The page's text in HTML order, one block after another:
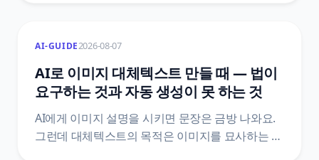
원문으로 AI가 어디까지 도울 수 있고 어디서
멈춰야 하는지를 갈랐어요.
AI-GUIDE2026-08-07
AI로 이미지 대체텍스트 만들 때 — 법이
요구하는 것과 자동 생성이 못 하는 것
AI에게 이미지 설명을 시키면 문장은 금방 나와요.
그런데 대체텍스트의 목적은 이미지를 묘사하는 게